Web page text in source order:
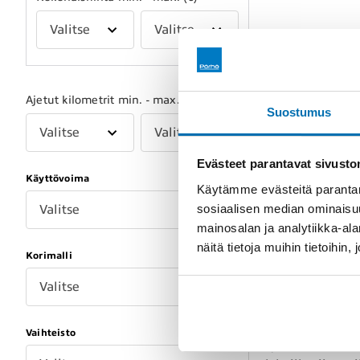
Suostumus
Evästeet parantavat
Käytämme evästeitä
sosiaalisen median
mainosalan ja analytiikka-
näitä tietoja muihin tietoihin,
Valitse Valitse
Ajetut kilometrit min. - max.
Valitse Valitse
Käyttövoima
Valitse
Korimalli
Valitse
Vaihteisto
Skoda on yksi
oleva Skoda
mallisto on
perheautoihin
saatavilla eri
kohtuullisia
Skoda
monipuolisia
ajoihin.